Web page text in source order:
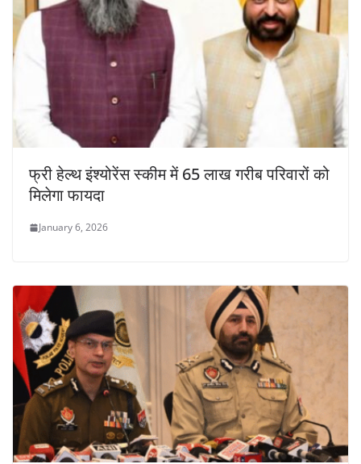
फ्री हेल्थ इंश्योरेंस स्कीम में 65 लाख गरीब परिवारों को
मिलेगा फायदा
January 6, 2026